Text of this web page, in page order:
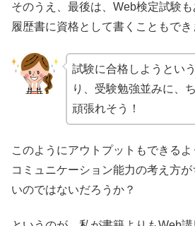
そのうえ、最後は、Web検定試験も
履歴書に資格として書くこともでき
試験に合格しようとい
り、受験勉強並みに、
頑張れそう！
このようにアウトプットもできるよ
コミュニケーション能力の考え方
いのではないだろうか？